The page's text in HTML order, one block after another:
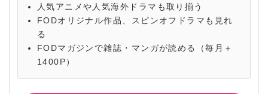
人気アニメや人気海外ドラマも取り揃う
FODオリジナル作品、スピンオフドラマも見れ
る
FODマガジンで雑誌・マンガが読める（毎月＋
1400P）